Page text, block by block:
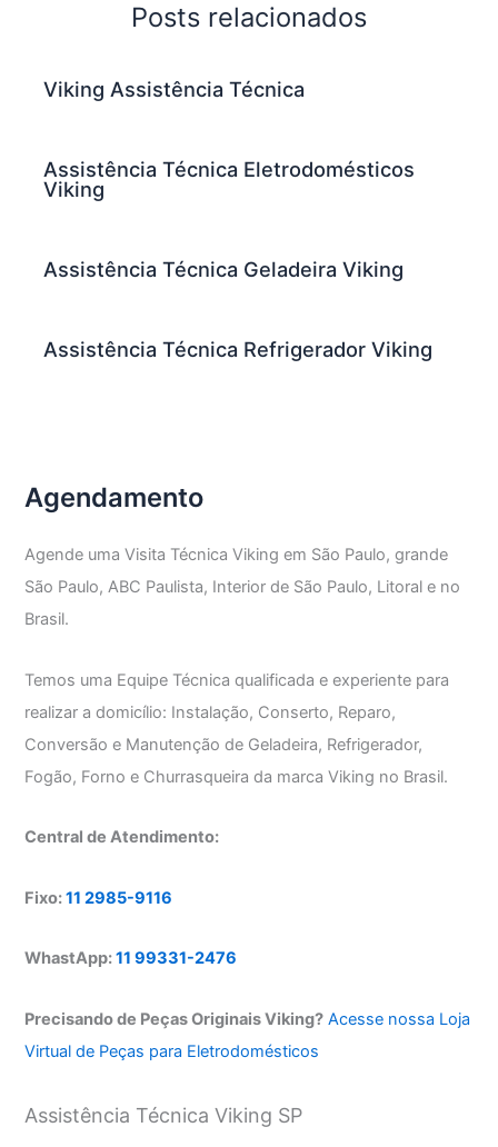
Posts relacionados
Viking Assistência Técnica
Assistência Técnica Eletrodomésticos
Viking
Assistência Técnica Geladeira Viking
Assistência Técnica Refrigerador Viking
Agendamento
Agende uma Visita Técnica Viking em São Paulo, grande
São Paulo, ABC Paulista, Interior de São Paulo, Litoral e no
Brasil.
Temos uma Equipe Técnica qualificada e experiente para
realizar a domicílio: Instalação, Conserto, Reparo,
Conversão e Manutenção de Geladeira, Refrigerador,
Fogão, Forno e Churrasqueira da marca Viking no Brasil.
Central de Atendimento:
Fixo:11 2985-9116
WhastApp:11 99331-2476
Precisando de Peças Originais Viking? Acesse nossa Loja
Virtual de Peças para Eletrodomésticos
Assistência Técnica Viking SP